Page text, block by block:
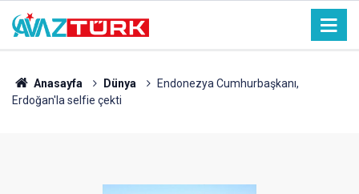
Anasayfa Dünya
Endonezya Cumhurbaşkanı,
Erdoğan'la selfie çekti